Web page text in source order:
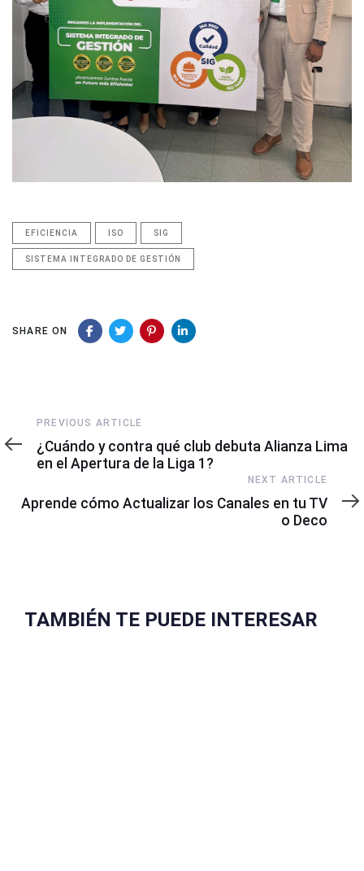
EFICIENCIA ISO SIG
SISTEMA INTEGRADO DE GESTIÓN
SHARE ON
Previous
Article
PREVIOUS ARTICLE
¿Cuándo y contra qué club debuta Alianza Lima
en el Apertura de la Liga 1?
Article
NEXT ARTICLE
Aprende cómo Actualizar los Canales en tu TV
o Deco
TAMBIÉN TE PUEDE INTERESAR